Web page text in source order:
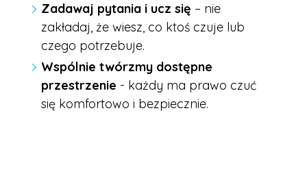
Zadawaj pytania i ucz się – nie
zakładaj, że wiesz, co ktoś czuje lub
czego potrzebuje.
Wspólnie twórzmy dostępne
przestrzenie - każdy ma prawo czuć
się komfortowo i bezpiecznie.